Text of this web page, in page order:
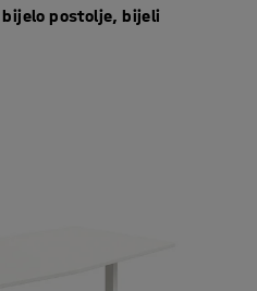
postolje, bijeli